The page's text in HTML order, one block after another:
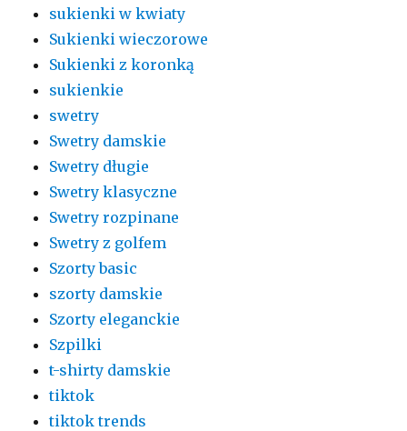
sukienki w kwiaty
Sukienki wieczorowe
Sukienki z koronką
sukienkie
swetry
Swetry damskie
Swetry długie
Swetry klasyczne
Swetry rozpinane
Swetry z golfem
Szorty basic
szorty damskie
Szorty eleganckie
Szpilki
t-shirty damskie
tiktok
tiktok trends